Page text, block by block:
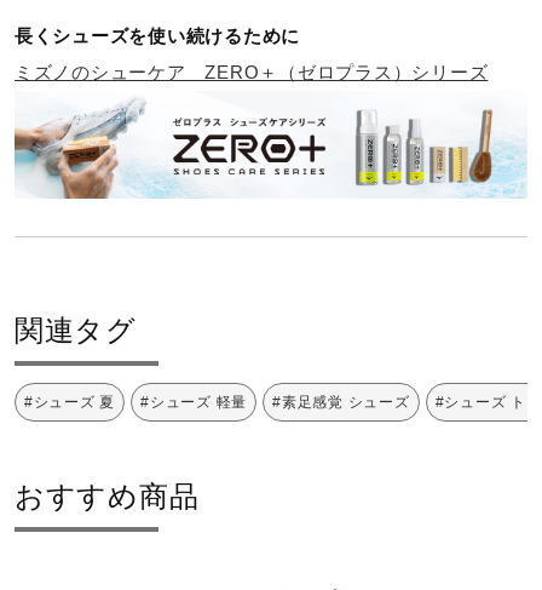
その他
サポート
直営店一覧
甲材：人工皮革
底材：ゴム底
質量
約145g（19.0cm片方）
長くシューズを使い続けるために
ミズノのシューケア ZERO＋（ゼロプラス）シリーズ
関連タグ
#シューズ 夏 #シューズ 軽量 #素足感覚 シューズ #シューズ ト
おすすめ商品